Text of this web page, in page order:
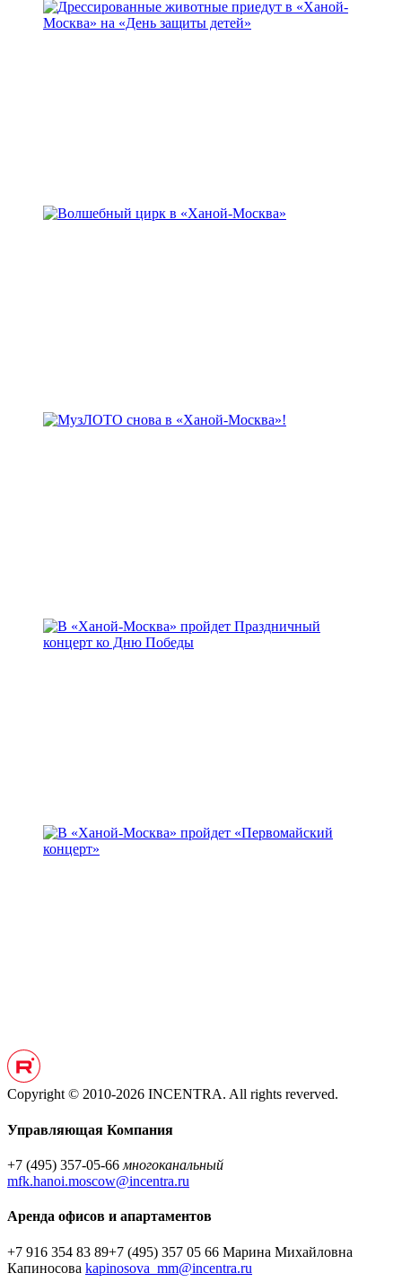
Copyright © 2010-2026 INCENTRA. All rights reverved.
Управляющая Компания
+7 (495) 357-05-66 многоканальный
mfk.hanoi.moscow@incentra.ru
Аренда офисов и апартаментов
+7 916 354 83 89+7 (495) 357 05 66 Марина Михайловна
Капиносова kapinosova_mm@incentra.ru